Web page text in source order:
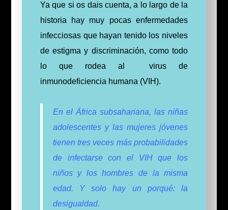
Ya que si os dais cuenta, a lo largo de la
historia hay muy pocas enfermedades
infecciosas que hayan tenido los niveles
de estigma y discriminación, como todo
lo que rodea al virus de
inmunodeficiencia humana (VIH).
En el África subsahariana, las niñas
adolescentes y las mujeres jóvenes
tienen tres veces más probabilidades
de infectarse con el VIH que los
niños y los hombres de la misma
edad. Y solo hay un porqué: la
desigualdad.